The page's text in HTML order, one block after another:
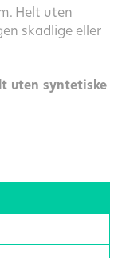
Helt uten
skadlige eller
uten syntetiske